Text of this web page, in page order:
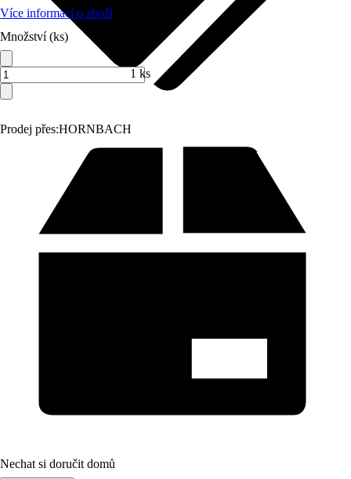
Prodej přes:HORNBACH
Více informací o zboží
Množství (ks)
1 ks
Nechat si doručit domů